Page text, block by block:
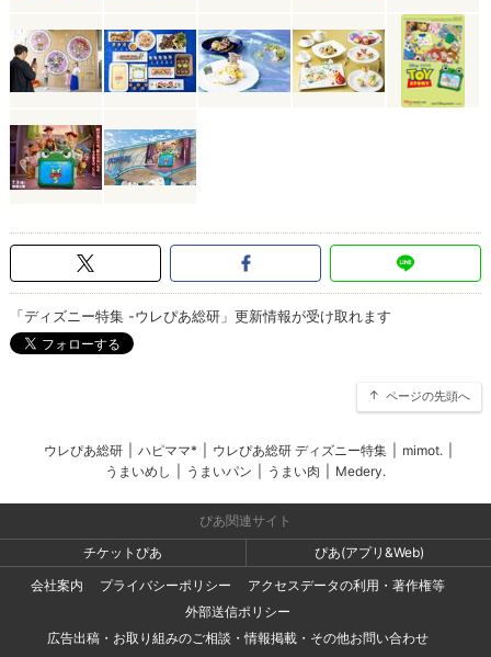
「ディズニー特集 -ウレぴあ総研」更新情報が受け取れます
ページの先頭へ
ウレぴあ総研 ハピママ* ウレぴあ総研 ディズニー特集 mimot.
うまいめし
うまいパン うまい肉 Medery.
ぴあ関連サイト
チケットぴあ
ぴあ(アプリ&Web)
会社案内
プライバシーポリシー
アクセスデータの利用・著作権等
外部送信ポリシー
広告出稿・お取り組みのご相談・情報掲載・その他お問い合わせ